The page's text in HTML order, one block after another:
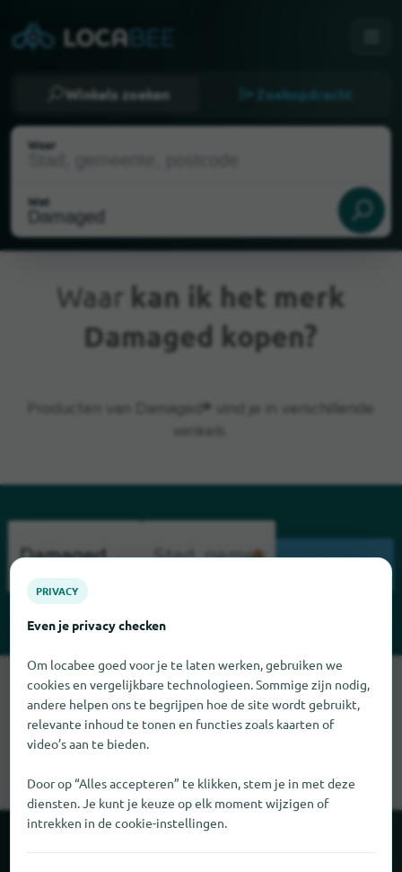
Winkels zoeken Zoekopdracht
Waar
Wat
Huidige locatie
Waar kan ik het merk
Damaged kopen?
Producten van Damaged® vind je in verschillende
Sorry, we kunnen Damaged op dit moment niet vinden. Als u
weet waar Damaged te vinden is, zouden we het erg op prijs
stellen als u ons dat laat weten.
Over locabee
PRIVACY
Even je privacy checken
Om locabee goed voor je te laten werken, gebruiken we
cookies en vergelijkbare technologieen. Sommige zijn nodig,
andere helpen ons te begrijpen hoe de site wordt gebruikt,
relevante inhoud te tonen en functies zoals kaarten of
video’s aan te bieden.
Door op “Alles accepteren” te klikken, stem je in met deze
diensten. Je kunt je keuze op elk moment wijzigen of
intrekken in de cookie-instellingen.